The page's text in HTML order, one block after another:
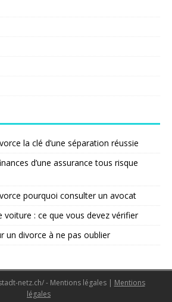
la clé d’une séparation réussie
d’une assurance tous risque
pourquoi consulter un avocat
voiture : ce que vous devez vérifier
un divorce à ne pas oublier
netz.ch/ - Mentions légales | Mentions
légales